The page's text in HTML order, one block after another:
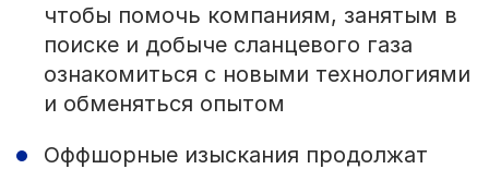
чтобы помочь компаниям, занятым в
поиске и добыче сланцевого газа
ознакомиться с новыми технологиями
и обменяться опытом
Оффшорные изыскания продолжат